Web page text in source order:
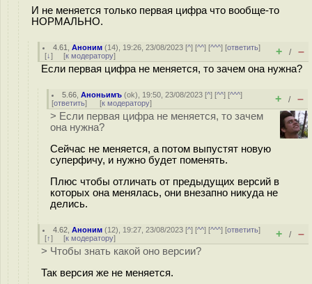
И не меняется только первая цифра что вообще-то
НОРМАЛЬНО.
4.61 ,Аноним (14), 19:26, 23/08/2023 [^] [^^] [^^^] [ответить]
[↓] [к модератору] + / –
Если первая цифра не меняется, то зачем она нужна?
5.66 ,Аноньимъ (ok), 19:50, 23/08/2023 [^] [^^] [^^^]
[ответить] [к модератору] + / –
> Если первая цифра не меняется, то зачем
она нужна?
Сейчас не меняется, а потом выпустят новую
суперфичу, и нужно будет поменять.
Плюс чтобы отличать от предыдущих версий в
которых она менялась, они внезапно никуда не
делись.
4.62 ,Аноним (12), 19:27, 23/08/2023 [^] [^^] [^^^] [ответить]
[↑] [к модератору] + / –
> Чтобы знать какой оно версии?
Так версия же не меняется.